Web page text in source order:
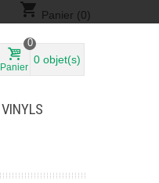
shopping_cart Panier (0)
Panier
0
0 objet(s)
VINYLS